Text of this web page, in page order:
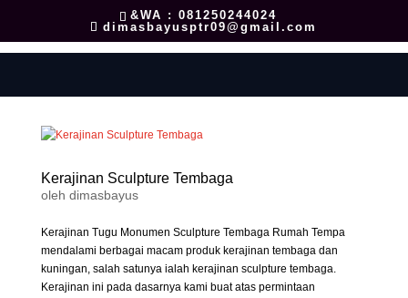
&WA : 081250244024
dimasbayusptr09@gmail.com
Kerajinan Sculpture Tembaga
oleh dimasbayus
Kerajinan Tugu Monumen Sculpture Tembaga Rumah Tempa
mendalami berbagai macam produk kerajinan tembaga dan
kuningan, salah satunya ialah kerajinan sculpture tembaga.
Kerajinan ini pada dasarnya kami buat atas permintaan